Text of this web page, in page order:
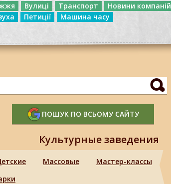
Вулиці Транспорт Новини компаній
Петиції Машина часу
ПОШУК ПО ВСЬОМУ САЙТУ
Культурные заведения
Массовые
Мастер-классы